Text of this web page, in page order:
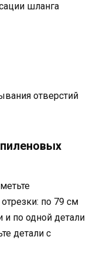
шланга
отверстий
по 79 см
и по одной детали
детали с